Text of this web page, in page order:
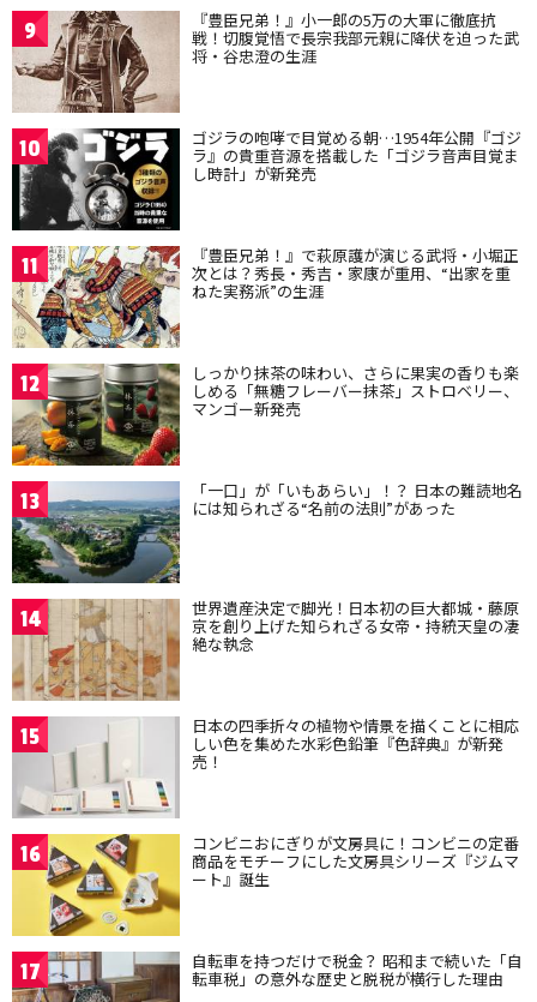
9 『豊臣兄弟！』小一郎の5万の大軍に徹底抗
戦！切腹覚悟で長宗我部元親に降伏を迫った武
将・谷忠澄の生涯
10 ゴジラの咆哮で目覚める朝…1954年公開『ゴジ
ラ』の貴重音源を搭載した「ゴジラ音声目覚ま
し時計」が新発売
11 『豊臣兄弟！』で萩原護が演じる武将・小堀正
次とは？秀長・秀吉・家康が重用、“出家を重
ねた実務派”の生涯
12 しっかり抹茶の味わい、さらに果実の香りも楽
しめる「無糖フレーバー抹茶」ストロベリー、
マンゴー新発売
13 「一口」が「いもあらい」！？ 日本の難読地名
には知られざる“名前の法則”があった
14 世界遺産決定で脚光！日本初の巨大都城・藤原
京を創り上げた知られざる女帝・持統天皇の凄
絶な執念
15 日本の四季折々の植物や情景を描くことに相応
しい色を集めた水彩色鉛筆『色辞典』が新発
売！
16 コンビニおにぎりが文房具に！コンビニの定番
商品をモチーフにした文房具シリーズ『ジムマ
ート』誕生
17 自転車を持つだけで税金？ 昭和まで続いた「自
転車税」の意外な歴史と脱税が横行した理由